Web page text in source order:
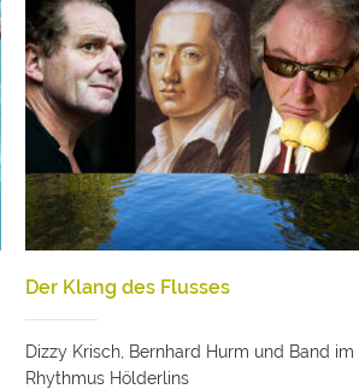
Der Klang des Flusses
Dizzy Krisch, Bernhard Hurm und Band im
Rhythmus Hölderlins